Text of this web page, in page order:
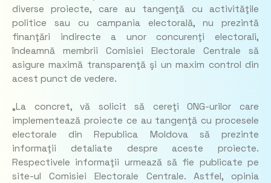
diverse proiecte, care au tangenţă cu activităţile
politice sau cu campania electorală, nu prezintă
finanţări indirecte a unor concurenţi electorali,
îndeamnă membrii Comisiei Electorale Centrale să
asigure maximă transparenţă şi un maxim control din
acest punct de vedere.
„La concret, vă solicit să cereţi ONG-urilor care
implementează proiecte ce au tangenţă cu procesele
electorale din Republica Moldova să prezinte
informaţii detaliate despre aceste proiecte.
Respectivele informaţii urmează să fie publicate pe
site-ul Comisiei Electorale Centrale. Astfel, opinia